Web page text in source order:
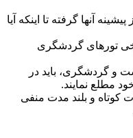
آنها گرفته تا اینکه آیا
تورهای گردشگری
و گردشگری، باید در
مطلع نمایند.
کوتاه و بلند مدت منفی